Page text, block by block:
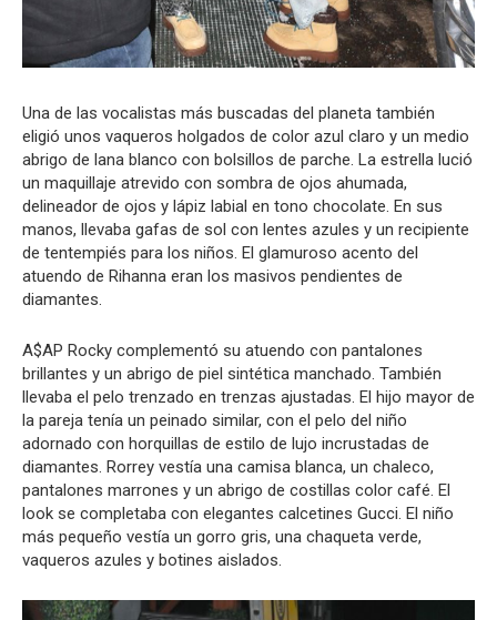
Una de las vocalistas más buscadas del planeta también
eligió unos vaqueros holgados de color azul claro y un medio
abrigo de lana blanco con bolsillos de parche. La estrella lució
un maquillaje atrevido con sombra de ojos ahumada,
delineador de ojos y lápiz labial en tono chocolate. En sus
manos, llevaba gafas de sol con lentes azules y un recipiente
de tentempiés para los niños. El glamuroso acento del
atuendo de Rihanna eran los masivos pendientes de
diamantes.
A$AP Rocky complementó su atuendo con pantalones
brillantes y un abrigo de piel sintética manchado. También
llevaba el pelo trenzado en trenzas ajustadas. El hijo mayor de
la pareja tenía un peinado similar, con el pelo del niño
adornado con horquillas de estilo de lujo incrustadas de
diamantes. Rorrey vestía una camisa blanca, un chaleco,
pantalones marrones y un abrigo de costillas color café. El
look se completaba con elegantes calcetines Gucci. El niño
más pequeño vestía un gorro gris, una chaqueta verde,
vaqueros azules y botines aislados.